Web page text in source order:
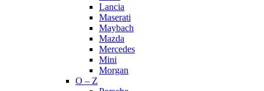
Lancia
Maserati
Maybach
Mazda
Mercedes
Mini
Morgan
O – Z